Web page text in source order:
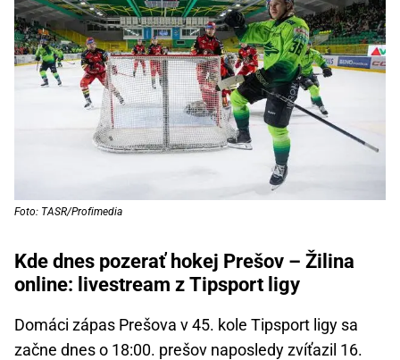
Foto: TASR/Profimedia
Kde dnes pozerať hokej Prešov – Žilina
online: livestream z Tipsport ligy
Domáci zápas Prešova v 45. kole Tipsport ligy sa
začne dnes o 18:00. prešov naposledy zvíťazil 16.